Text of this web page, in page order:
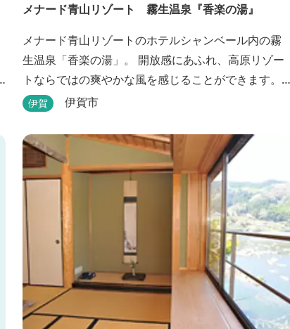
メナード青山リゾート 霧生温泉『香楽の湯』
メナード青山リゾートのホテルシャンベール内の霧
生温泉「香楽の湯」。 開放感にあふれ、高原リゾー
トならではの爽やかな風を感じることができます。
ハーブをお湯にひたし、すがすがしい香りに心あら
その他、広々とした空間とたっぷりのお湯が魅力の
「大浴場」、高原の景色を満喫できる「露天風
呂」、さらに「ミストサウナ」の合計4種のお湯をお
楽しみいただけま...
伊賀 伊賀市